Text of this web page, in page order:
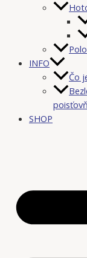
INFO
Čo
SHOP